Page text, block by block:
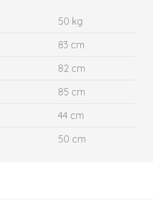
50 kg
83 cm
82 cm
85 cm
44 cm
50 cm